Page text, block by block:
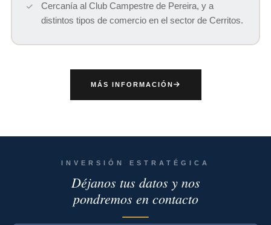
Cercanía al Club Campestre de Pereira, y a
distintos tipos de comercio en el sector de Cerritos.
MÁS INFORMACIÓN
INVERSIÓN ESTRATÉGICA
Déjanos tus datos y nos
pondremos en contacto